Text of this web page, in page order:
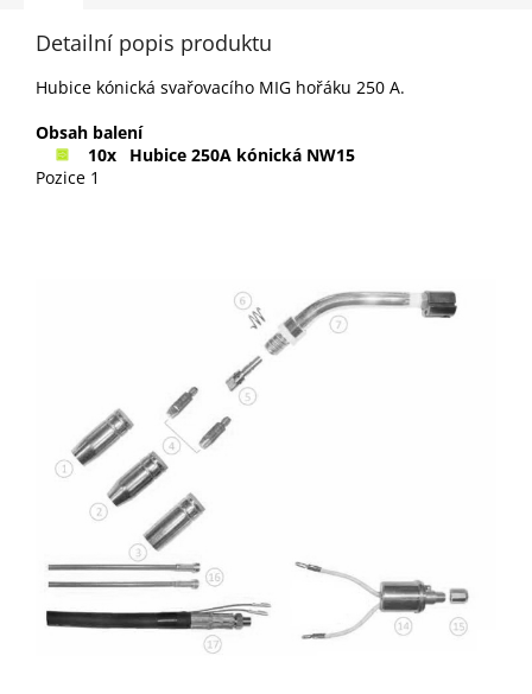
Detailní popis produktu
Hubice kónická svařovacího MIG hořáku 250 A.
Obsah balení
10x
Hubice 250A kónická NW15
Pozice 1